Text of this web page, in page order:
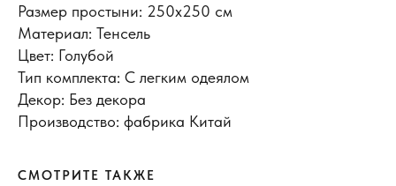
Размер простыни: 250х250 см
Материал: Тенсель
Цвет: Голубой
Тип комплекта: С легким одеялом
Декор: Без декора
Производство: фабрика Китай
СМОТРИТЕ ТАКЖЕ
КОНТАКТЫ
Новости и акции
ИНФОРМАЦИЯ
Отзывы